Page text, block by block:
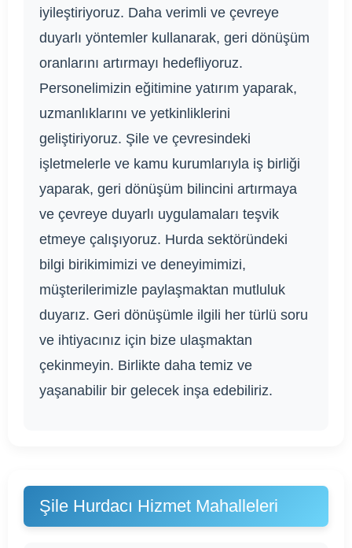
iyileştiriyoruz. Daha verimli ve çevreye
duyarlı yöntemler kullanarak, geri dönüşüm
oranlarını artırmayı hedefliyoruz.
Personelimizin eğitimine yatırım yaparak,
uzmanlıklarını ve yetkinliklerini
geliştiriyoruz. Şile ve çevresindeki
işletmelerle ve kamu kurumlarıyla iş birliği
yaparak, geri dönüşüm bilincini artırmaya
ve çevreye duyarlı uygulamaları teşvik
etmeye çalışıyoruz. Hurda sektöründeki
bilgi birikimimizi ve deneyimimizi,
müşterilerimizle paylaşmaktan mutluluk
duyarız. Geri dönüşümle ilgili her türlü soru
ve ihtiyacınız için bize ulaşmaktan
çekinmeyin. Birlikte daha temiz ve
yaşanabilir bir gelecek inşa edebiliriz.
Şile Hurdacı Hizmet Mahalleleri